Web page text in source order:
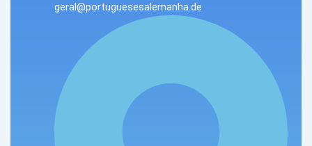
geral@portuguesesalemanha.de